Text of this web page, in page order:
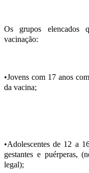
Os grupos elencados
vacinação:
•Jovens com 17 anos
da vacina;
•Adolescentes de 12 a
gestantes e puérperas,
legal);